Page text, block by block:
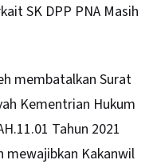
SK DPP PNA Masih
membatalkan Surat
Kementrian Hukum
Tahun 2021
mewajibkan Kakanwil